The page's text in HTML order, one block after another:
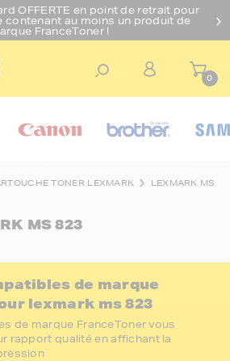
OFFERTE en point de retrait pour
contenant au moins un produit de
FranceToner !
0
TONER LEXMARK LEXMARK MS
MS 823
de marque
lexmark ms 823
de marque FranceToner vous
rapport qualité en affichant la